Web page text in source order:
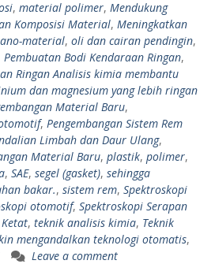
, material polimer, Mendukung
Komposisi Material, Meningkatkan
material, oli dan cairan pendingin,
Pembuatan Bodi Kendaraan Ringan,
Ringan Analisis kimia membantu
dan magnesium yang lebih ringan
Material Baru,
, Pengembangan Sistem Rem
Limbah dan Daur Ulang,
Material Baru, plastik, polimer,
, SAE, segel (gasket), sehingga
bakar., sistem rem, Spektroskopi
otomotif, Spektroskopi Serapan
, teknik analisis kimia, Teknik
mengandalkan teknologi otomatis,
Leave a comment